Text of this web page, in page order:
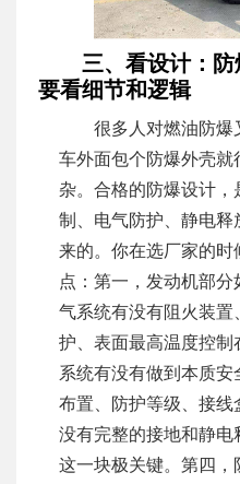
三、看设计：防
要看细节和逻辑
很多人对燃油防爆
车外面包个防爆外壳就
杂。合格的防爆设计
制、电气防护、静电释
来的。你在选厂家的
点：第一，发动机部
气系统有没有阻火装
护、表面最高温度控
系统有没有做到本质
布置、防护等级、接
没有完整的接地和静电
这一块极关键。第四，